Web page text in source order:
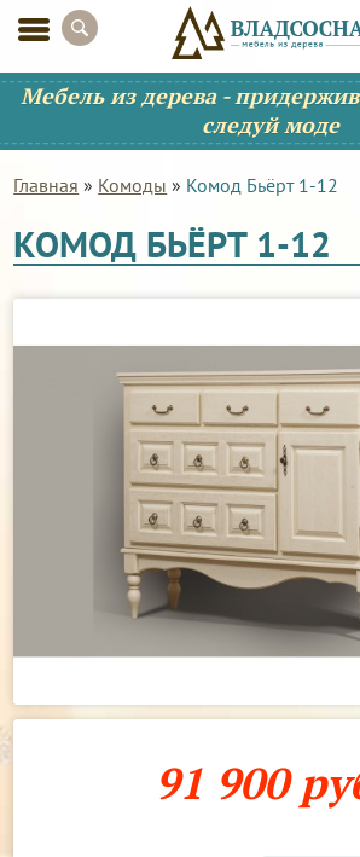
Мебель из дерева -
следуй моде
Главная » Комоды » Комод Бьёрт 1-12
КОМОД БЬЁРТ 1-12
91 900